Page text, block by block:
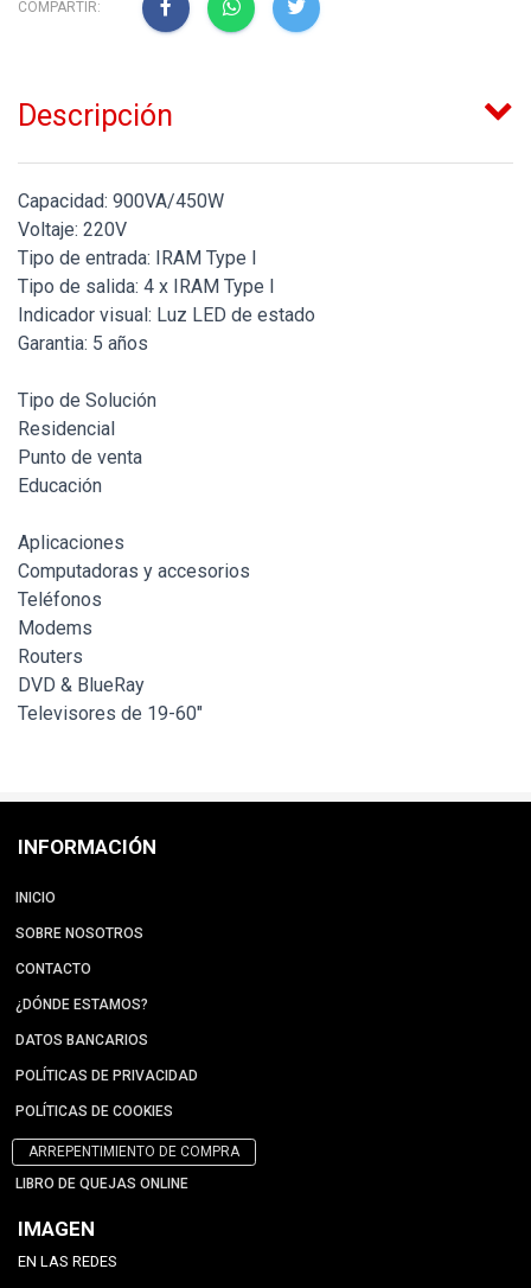
COMPARTIR:
Descripción
Capacidad: 900VA/450W
Voltaje: 220V
Tipo de entrada: IRAM Type I
Tipo de salida: 4 x IRAM Type I
Indicador visual: Luz LED de estado
Garantia: 5 años
Tipo de Solución
Residencial
Punto de venta
Educación
Aplicaciones
Computadoras y accesorios
Teléfonos
Modems
Routers
DVD & BlueRay
Televisores de 19-60"
INFORMACIÓN
INICIO
SOBRE NOSOTROS
CONTACTO
¿DÓNDE ESTAMOS?
DATOS BANCARIOS
POLÍTICAS DE PRIVACIDAD
POLÍTICAS DE COOKIES
ARREPENTIMIENTO DE COMPRA
LIBRO DE QUEJAS ONLINE
IMAGEN
EN LAS REDES